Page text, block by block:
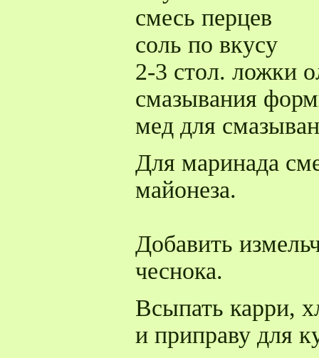
смесь перцев
соль по вкусу
2-3 стол. ложки
смазывания
мед для
Для маринада
майонеза.
Добавить
чеснока.
Всыпать карри,
и приправу для